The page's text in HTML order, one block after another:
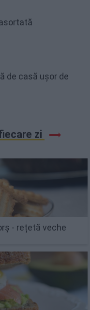
de casă ușor de
zi
- rețetă veche